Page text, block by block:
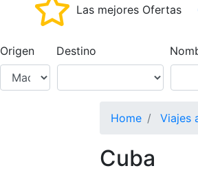
Las mejores Ofertas
Origen Destino
Home Viajes
Cuba